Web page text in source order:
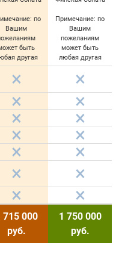
по
Вашим
быть
другая
Примечание: по
Вашим
пожеланиям
может быть
любая другая
715 000
руб.
1 750 000
руб.